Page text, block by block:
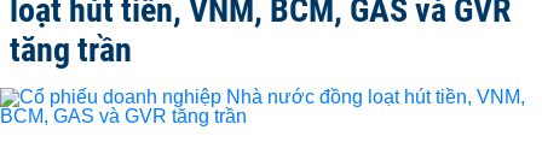
loạt hút tiền, VNM, BCM, GAS và GVR
tăng trần